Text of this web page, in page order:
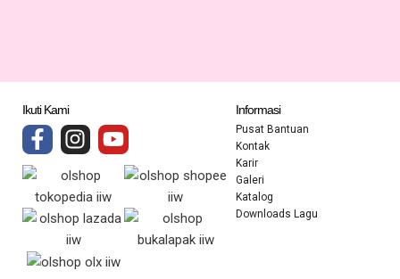
Informasi
Pusat Bantuan
Kontak
Karir
Galeri
Katalog
Downloads Lagu
Ikuti Kami